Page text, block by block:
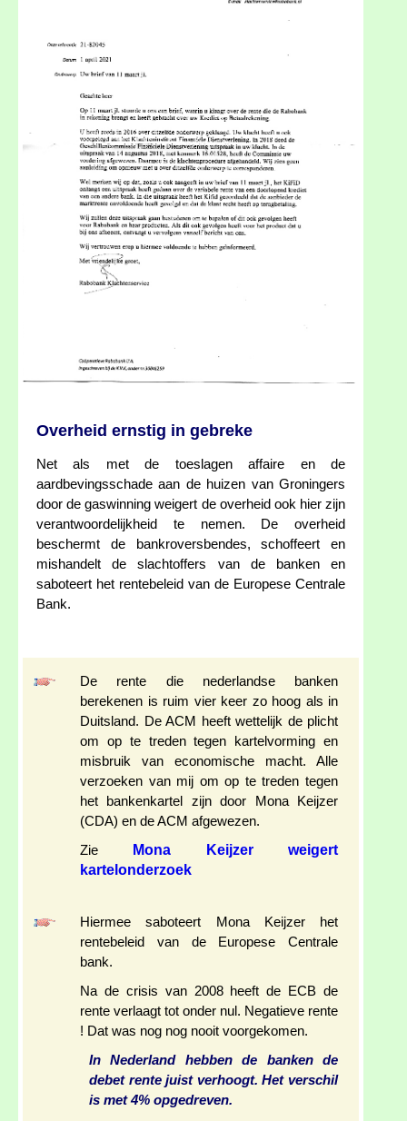
Overheid ernstig in gebreke
Net als met de toeslagen affaire en de
aardbevingsschade aan de huizen van Groningers
door de gaswinning weigert de overheid ook hier zijn
verantwoordelijkheid te nemen. De overheid
beschermt de bankroversbendes, schoffeert en
mishandelt de slachtoffers van de banken en
saboteert het rentebeleid van de Europese Centrale
Bank.
De rente die nederlandse banken
berekenen is ruim vier keer zo hoog als in
Duitsland. De ACM heeft wettelijk de plicht
om op te treden tegen kartelvorming en
misbruik van economische macht. Alle
verzoeken van mij om op te treden tegen
het bankenkartel zijn door Mona Keijzer
(CDA) en de ACM afgewezen.
Zie
Mona Keijzer weigert
kartelonderzoek
Hiermee saboteert Mona Keijzer het
rentebeleid van de Europese Centrale
bank.
Na de crisis van 2008 heeft de ECB de
rente verlaagt tot onder nul. Negatieve rente
! Dat was nog nog nooit voorgekomen.
In Nederland hebben de banken de
debet rente juist verhoogt. Het verschil
is met 4% opgedreven.